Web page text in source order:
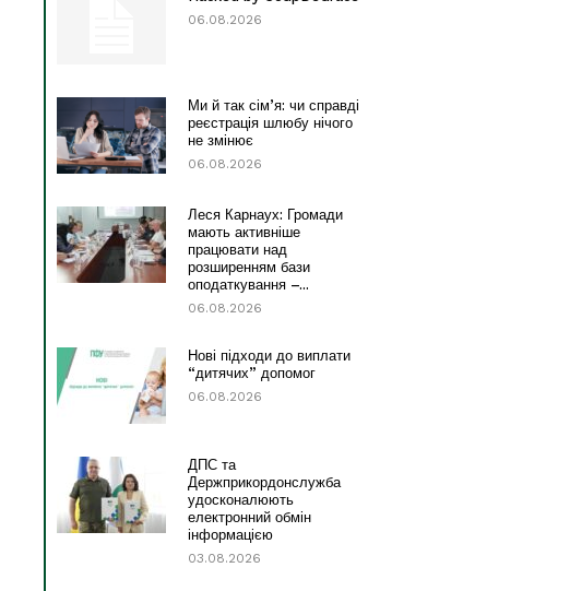
06.08.2026
Ми й так сім’я: чи справді
реєстрація шлюбу нічого
не змінює
06.08.2026
Леся Карнаух: Громади
мають активніше
працювати над
розширенням бази
оподаткування –...
06.08.2026
Нові підходи до виплати
“дитячих” допомог
06.08.2026
ДПС та
Держприкордонслужба
удосконалюють
електронний обмін
інформацією
03.08.2026